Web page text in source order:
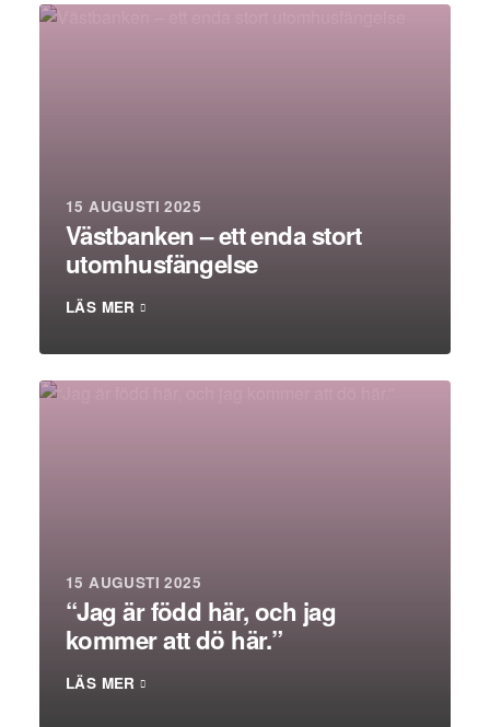
15 AUGUSTI 2025
Västbanken – ett enda stort
utomhusfängelse
LÄS MER
15 AUGUSTI 2025
“Jag är född här, och jag
kommer att dö här.”
LÄS MER